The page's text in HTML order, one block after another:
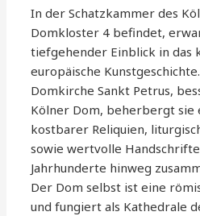
In der Schatzkammer des
Domkloster 4 befindet,
tiefgehender Einblick in das
europäische
Domkirche Sankt Petrus,
Kölner Dom, beherbergt sie
kostbarer Reliquien,
sowie wertvolle
Jahrhunderte hinweg
Der Dom selbst ist eine
und fungiert als Kathedrale